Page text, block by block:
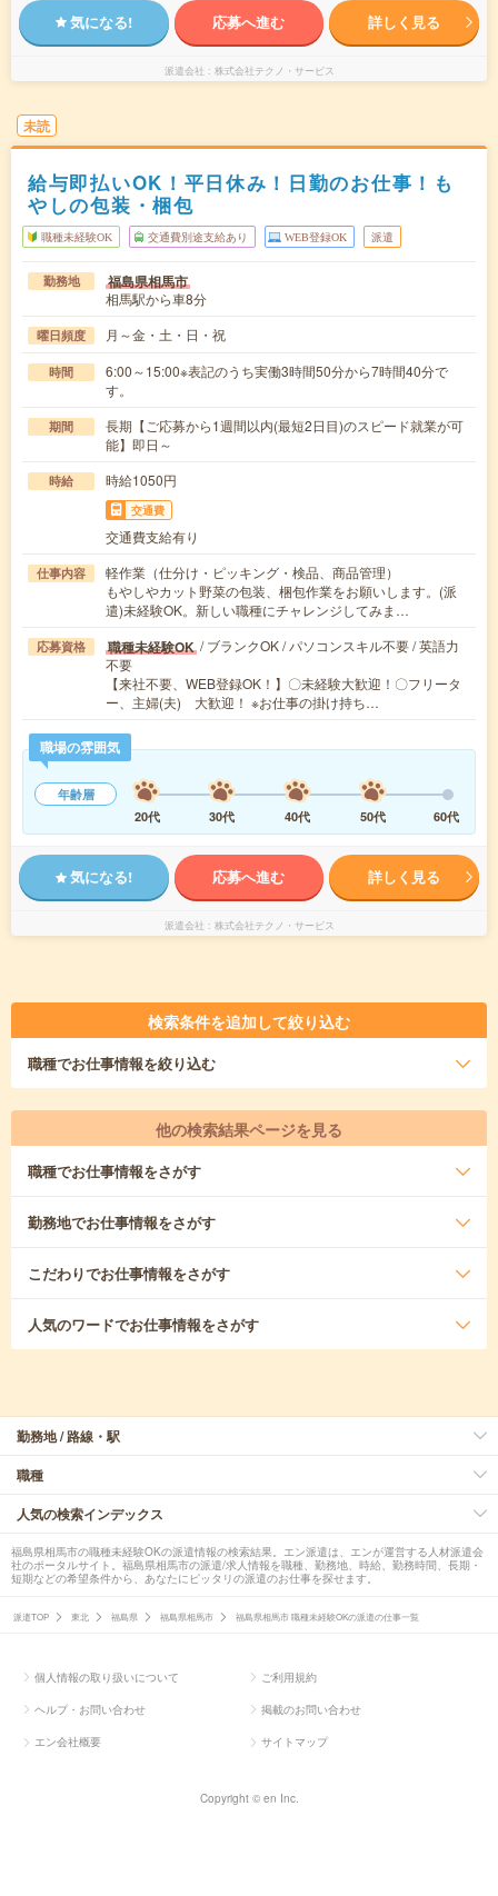
気になる! 応募へ進む 詳しく見る
派遣会社 株式会社テクノ・サービス
未読
給与即払いOK！平日休み！日勤のお仕事！も
やしの包装・梱包
職種未経験OK 交通費別途支給あり WEB登録OK 派遣
勤務地 福島県相馬市
相馬駅から車8分
曜日頻度 月～金・土・日・祝
時間
6:00～15:00※表記のうち実働3時間50分から7時間40分で
す。
期間
長期【ご応募から1週間以内(最短2日目)のスピード就業が可
能】即日～
時給 時給1050円
交通費
交通費支給有り
仕事内容
軽作業（仕分け・ピッキング・検品、商品管理）
もやしやカット野菜の包装、梱包作業をお願いします。(派
遣)未経験OK。新しい職種にチャレンジしてみま…
応募資格 職種未経験OK / ブランクOK / パソコンスキル不要 / 英語力
不要
【来社不要、WEB登録OK！】〇未経験大歓迎！〇フリータ
ー、主婦(夫) 大歓迎！ ※お仕事の掛け持ち…
職場の雰囲気
年齢層
20代
30代 40代 50代 60代
気になる! 応募へ進む 詳しく見る
派遣会社 株式会社テクノ・サービス
検索条件を追加して絞り込む
職種でお仕事情報を絞り込む
他の検索結果ページを見る
職種でお仕事情報をさがす
勤務地でお仕事情報をさがす
こだわりでお仕事情報をさがす
人気のワードでお仕事情報をさがす
勤務地 / 路線・駅
職種
人気の検索インデックス
福島県相馬市の職種未経験OKの派遣情報の検索結果。エン派遣は、エンが運営する人材派遣会
社のポータルサイト。福島県相馬市の派遣/求人情報を職種、勤務地、時給、勤務時間、長期・
短期などの希望条件から、あなたにピッタリの派遣のお仕事を探せます。
派遣TOP 東北 福島県 福島県相馬市 福島県相馬市 職種未経験OKの派遣の仕事一覧
個人情報の取り扱いについて ご利用規約
ヘルプ・お問い合わせ 掲載のお問い合わせ
エン会社概要 サイトマップ
Copyright © en Inc.